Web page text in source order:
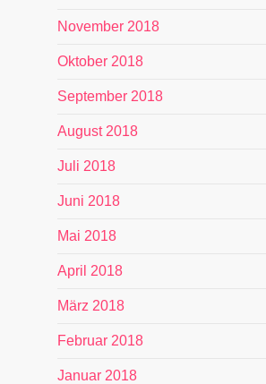
November 2018
Oktober 2018
September 2018
August 2018
Juli 2018
Juni 2018
Mai 2018
April 2018
März 2018
Februar 2018
Januar 2018